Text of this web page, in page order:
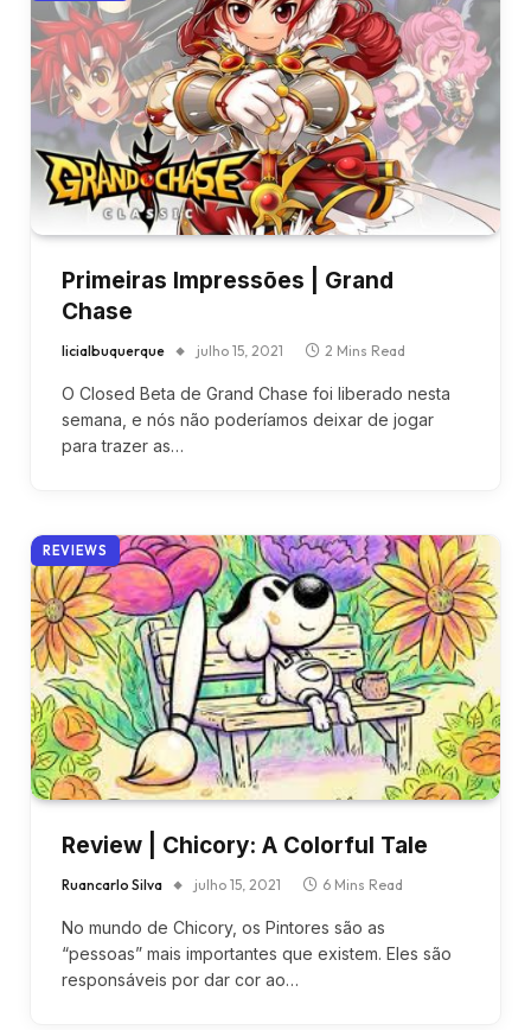
Primeiras Impressões | Grand
Chase
licialbuquerque julho 15, 2021 2 Mins Read
O Closed Beta de Grand Chase foi liberado nesta
semana, e nós não poderíamos deixar de jogar
para trazer as…
REVIEWS
Review | Chicory: A Colorful Tale
Ruancarlo Silva julho 15, 2021 6 Mins Read
No mundo de Chicory, os Pintores são as
“pessoas” mais importantes que existem. Eles são
responsáveis por dar cor ao…